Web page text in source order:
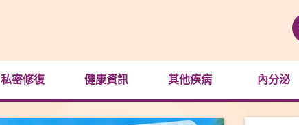
私密修復 健康資訊 其他疾病 內分泌